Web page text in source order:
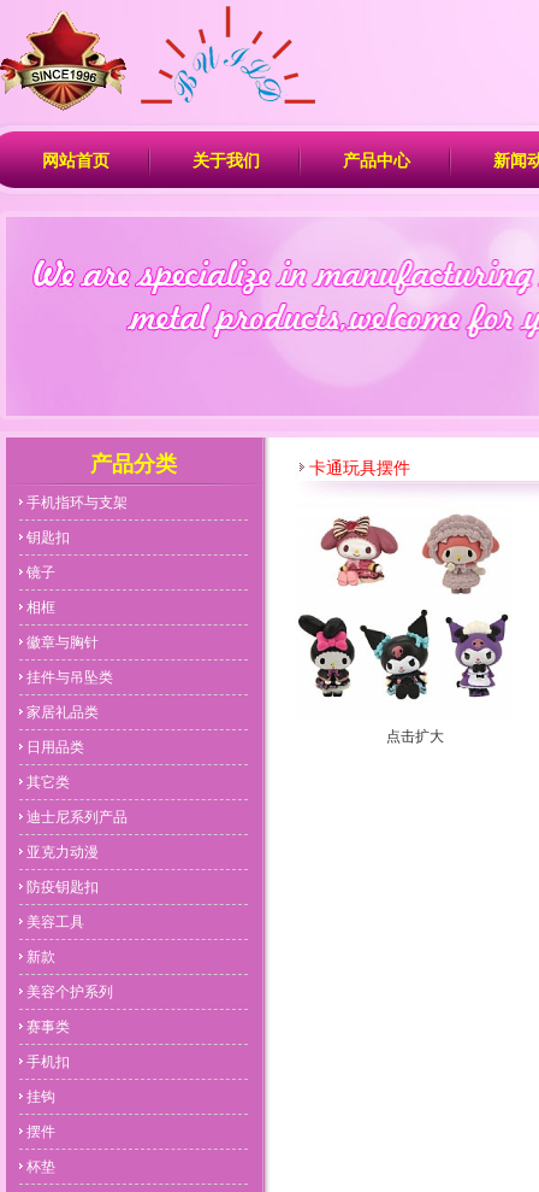
网站首页 关于我们 产品中心 新闻
产品分类
手机指环与支架
钥匙扣
镜子
相框
徽章与胸针
挂件与吊坠类
家居礼品类
日用品类
其它类
迪士尼系列产品
亚克力动漫
防疫钥匙扣
美容工具
新款
美容个护系列
赛事类
手机扣
挂钩
摆件
杯垫
卡通玩具摆件
点击扩大